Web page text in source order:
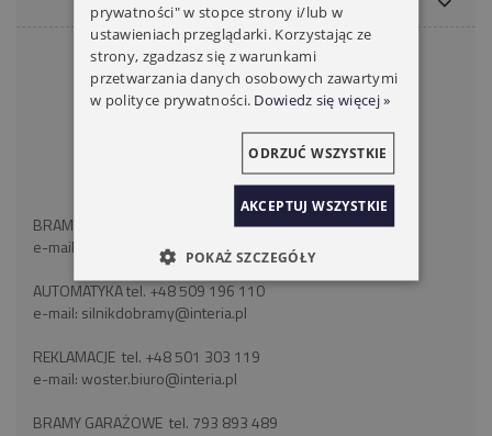
KONTAKT
WOSTER BRAMY ROLETY
ul. Wróblewskiego 18
41-106 Siemianowice Śląskie
województwo śląskie
NIP: 6262466375
BRAMY ROLETY tel:
+48 793 893 489
e-mail:
silnikdorolet@poczta.fm
AUTOMATYKA tel.+48 509 196 110
e-mail: silnikdobramy@interia.pl
REKLAMACJE tel. +48 501 303 119
e-mail:woster.biuro@interia.pl
BRAMY GARAŻOWE tel. 793 893 489
prywatności" w stopce strony i/lub w
ustawieniach przeglądarki. Korzystając ze
strony, zgadzasz się z warunkami
przetwarzania danych osobowych zawartymi
w polityce prywatności. Dowiedz się więcej »
AKCEPTUJ WSZYSTKIE
ODRZUĆ WSZYSTKIE
POKAŻ SZCZEGÓŁY